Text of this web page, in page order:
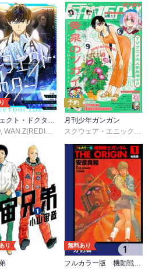
パーフェクト・ドクター【タテヨミ】
, WAN.Z(REDICE STUDIO) ,MoeDal,REDICE
予約
月刊少年ガンガン
スクウェア・エニックス
り 無料あり